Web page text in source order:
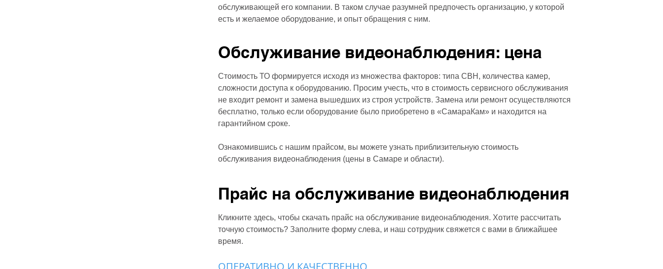
обслуживающей его компании. В таком случае разумней предпочесть организацию, у которой
есть и желаемое оборудование, и опыт обращения с ним.
Обслуживание видеонаблюдения: цена
Стоимость ТО формируется исходя из множества факторов: типа СВН, количества камер,
сложности доступа к оборудованию. Просим учесть, что в стоимость сервисного обслуживания
не входит ремонт и замена вышедших из строя устройств. Замена или ремонт осуществляются
бесплатно, только если оборудование было приобретено в «СамараКам» и находится на
гарантийном сроке.
Ознакомившись с нашим прайсом, вы можете узнать приблизительную стоимость
обслуживания видеонаблюдения (цены в Самаре и области).
Прайс на обслуживание видеонаблюдения
Кликните здесь, чтобы скачать прайс на обслуживание видеонаблюдения. Хотите рассчитать
точную стоимость? Заполните форму слева, и наш сотрудник свяжется с вами в ближайшее
время.
ОПЕРАТИВНО И КАЧЕСТВЕННО